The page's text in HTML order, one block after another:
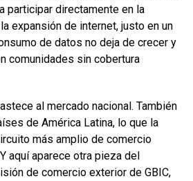
participar directamente en la
expansión de internet, justo en un
de datos no deja de crecer y
comunidades sin cobertura
al mercado nacional. También
de América Latina, lo que la
más amplio de comercio
aquí aparece otra pieza del
de comercio exterior de GBIC,